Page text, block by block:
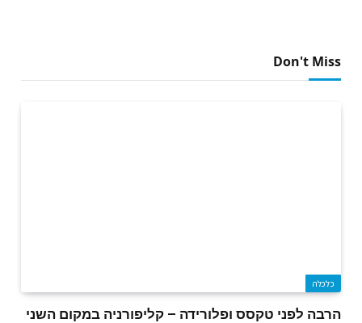
Don't Miss
כלכלה
הרבה לפני טקסס ופלורידה – קליפורניה במקום השני